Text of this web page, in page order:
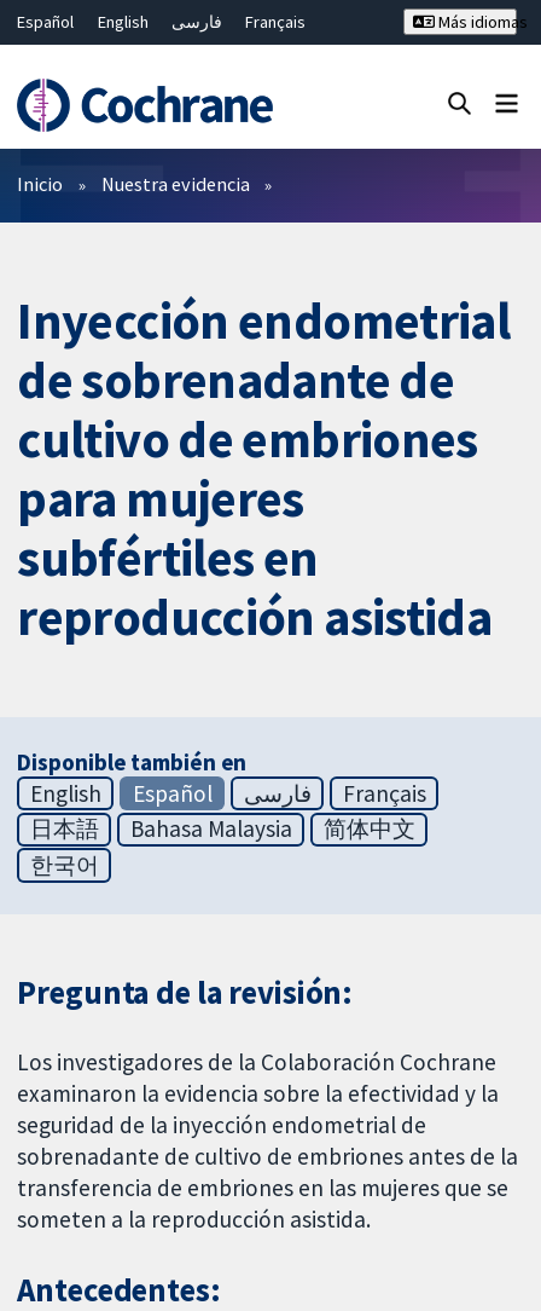
Español English فارسی
Français
Bahasa Malaysia
ไทย 繁體中文
Más idiomas
Filtros
Inicio Nuestra evidencia
Inyección endometrial
de sobrenadante de
cultivo de embriones
para mujeres
subfértiles en
reproducción asistida
Disponible también en
English
Español فارسی
Français
日本語
Bahasa Malaysia
简体中文
한국어
Pregunta de la revisión:
Los investigadores de la Colaboración Cochrane
examinaron la evidencia sobre la efectividad y la
seguridad de la inyección endometrial de
sobrenadante de cultivo de embriones antes de la
transferencia de embriones en las mujeres que se
someten a la reproducción asistida.
Antecedentes: